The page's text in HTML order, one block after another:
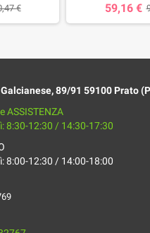
€ 59,16 €
89/91 59100 Prato
ASSISTENZA
8:30-12:30 / 14:30-17:30
8:00-12:30 / 14:00-18:00